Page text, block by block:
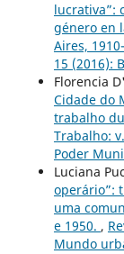
lucrativa”:
género en
Aires,
15 (2016):
Florencia
Cidade do
trabalho
Trabalho:
Poder
Luciana
operário”:
uma
e 1950. ,
Mundo